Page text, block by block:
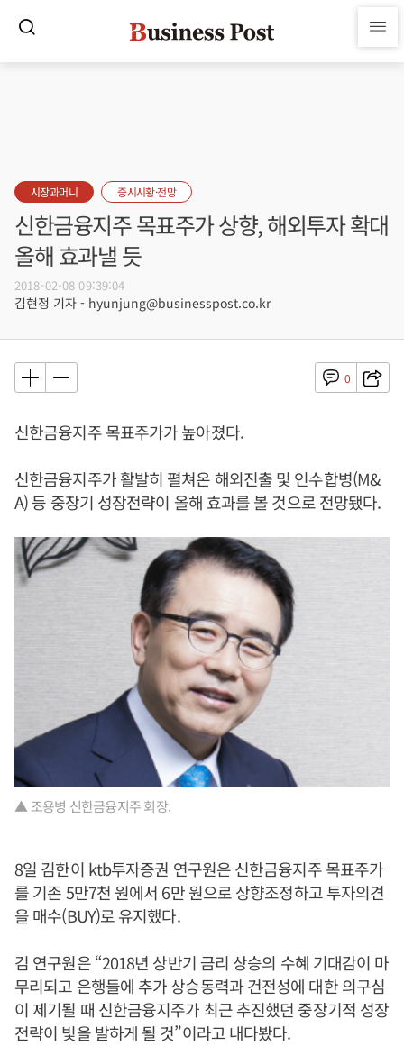
시장과머니 증시시황·전망
신한금융지주 목표주가 상향, 해외투자 확대
올해 효과낼 듯
2018-02-08 09:39:04
김현정 기자 - hyunjung@businesspost.co.kr
0
신한금융지주 목표주가가 높아졌다.
신한금융지주가 활발히 펼쳐온 해외진출 및 인수합병(M&
A) 등 중장기 성장전략이 올해 효과를 볼 것으로 전망됐다.
▲ 조용병 신한금융지주 회장.
8일 김한이 ktb투자증권 연구원은 신한금융지주 목표주가
를 기존 5만7천 원에서 6만 원으로 상향조정하고 투자의견
을 매수(BUY)로 유지했다.
김 연구원은 “2018년 상반기 금리 상승의 수혜 기대감이 마
무리되고 은행들에 추가 상승동력과 건전성에 대한 의구심
이 제기될 때 신한금융지주가 최근 추진했던 중장기적 성장
전략이 빛을 발하게 될 것”이라고 내다봤다.